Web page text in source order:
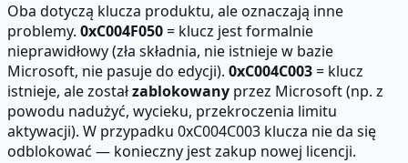
Oba dotyczą klucza produktu, ale oznaczają inne
problemy. 0xC004F050= klucz jest formalnie
nieprawidłowy (zła składnia, nie istnieje w bazie
Microsoft, nie pasuje do edycji). 0xC004C003= klucz
istnieje, ale zostałzablokowany przez Microsoft (np. z
powodu nadużyć, wycieku, przekroczenia limitu
aktywacji). W przypadku 0xC004C003 klucza nie da się
odblokować — konieczny jest zakup nowej licencji.